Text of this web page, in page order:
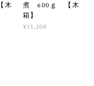
木
煮 600ｇ 【木
箱】
¥13,200